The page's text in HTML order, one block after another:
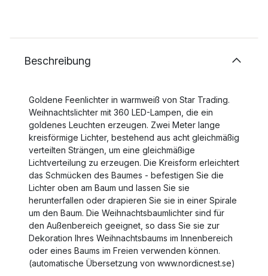
Beschreibung
Goldene Feenlichter in warmweiß von Star Trading.
Weihnachtslichter mit 360 LED-Lampen, die ein
goldenes Leuchten erzeugen. Zwei Meter lange
kreisförmige Lichter, bestehend aus acht gleichmäßig
verteilten Strängen, um eine gleichmäßige
Lichtverteilung zu erzeugen. Die Kreisform erleichtert
das Schmücken des Baumes - befestigen Sie die
Lichter oben am Baum und lassen Sie sie
herunterfallen oder drapieren Sie sie in einer Spirale
um den Baum. Die Weihnachtsbaumlichter sind für
den Außenbereich geeignet, so dass Sie sie zur
Dekoration Ihres Weihnachtsbaums im Innenbereich
oder eines Baums im Freien verwenden können.
(automatische Übersetzung von www.nordicnest.se)